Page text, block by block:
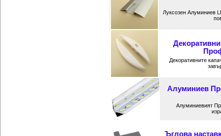
Луксозен Алуминиев
Декоративните
Алуминиев
Алуминиевият
Ъглова